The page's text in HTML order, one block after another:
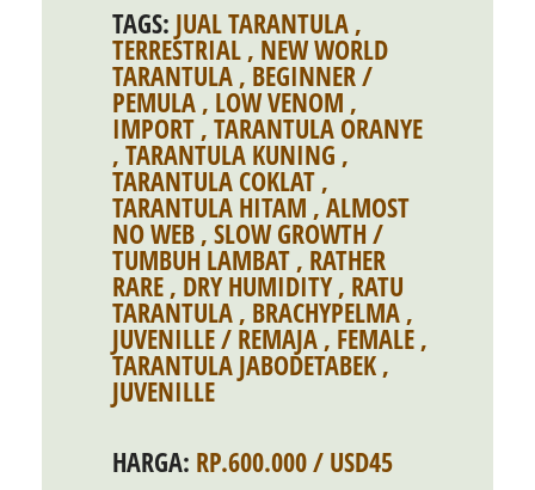
TAGS: JUAL TARANTULA ,
TERRESTRIAL , NEW WORLD
TARANTULA , BEGINNER /
PEMULA , LOW VENOM ,
IMPORT , TARANTULA ORANYE
, TARANTULA KUNING ,
TARANTULA COKLAT ,
TARANTULA HITAM , ALMOST
NO WEB , SLOW GROWTH /
TUMBUH LAMBAT , RATHER
RARE , DRY HUMIDITY, RATU
TARANTULA , BRACHYPELMA ,
JUVENILLE / REMAJA , FEMALE ,
TARANTULA JABODETABEK ,
JUVENILLE
HARGA: RP.600.000 / USD45